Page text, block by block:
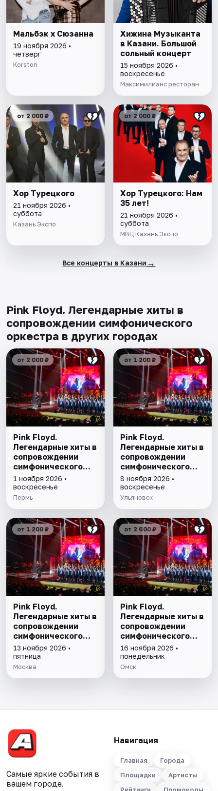
Мальбэк х Сюзанна
19 ноября 2026 •
четверг
Korston
Хижина Музыканта
в Казани. Большой
сольный концерт
15 ноября 2026 •
воскресенье
Максимилианс ресторан
от 2 000 ₽
Хор Турецкого
21 ноября 2026 •
суббота
Казань Экспо
от 2 000 ₽
Хор Турецкого: Нам
35 лет!
21 ноября 2026 •
суббота
МВЦ Казань Экспо
Все концерты в Казани →
Pink Floyd. Легендарные хиты в
сопровождении симфонического
оркестра в других городах
от 2 000 ₽
Pink Floyd.
Легендарные хиты в
сопровождении
симфонического
оркестра
1 ноября 2026 •
воскресенье
Пермь
от 1 200 ₽
Pink Floyd.
Легендарные хиты в
сопровождении
симфонического
оркестра
8 ноября 2026 •
воскресенье
Ульяновск
от 1 200 ₽
Pink Floyd.
Легендарные хиты в
сопровождении
симфонического
оркестра
13 ноября 2026 •
пятница
Москва
от 2 600 ₽
Pink Floyd.
Легендарные хиты в
сопровождении
симфонического
оркестра
16 ноября 2026 •
понедельник
Омск
Самые яркие события в
вашем городе.
Навигация
Главная
Города
Площадки
Артисты